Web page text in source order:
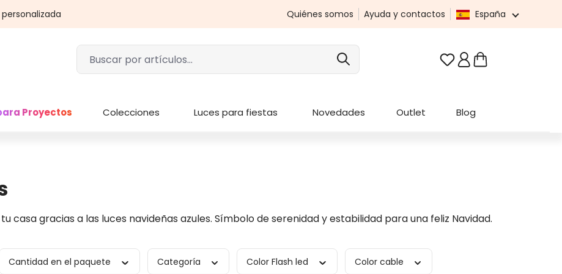
Quiénes somos Ayuda y contactos España
Tienes 0 artículos en
Proyectos Colecciones Luces para fiestas Novedades Outlet Blog
casa gracias a las luces navideñas azules. Símbolo de serenidad y estabilidad para una feliz Navidad.
Cantidad en el paquete Categoría Color Flash led Color cable